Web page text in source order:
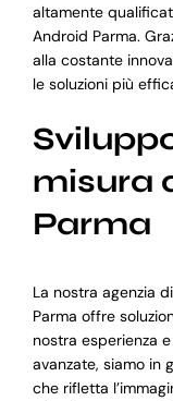
altamente
Android Parma.
alla costante
le soluzioni più
misura
Parma
La nostra agenzia
Parma offre
nostra esperienza
avanzate, siamo in
che rifletta